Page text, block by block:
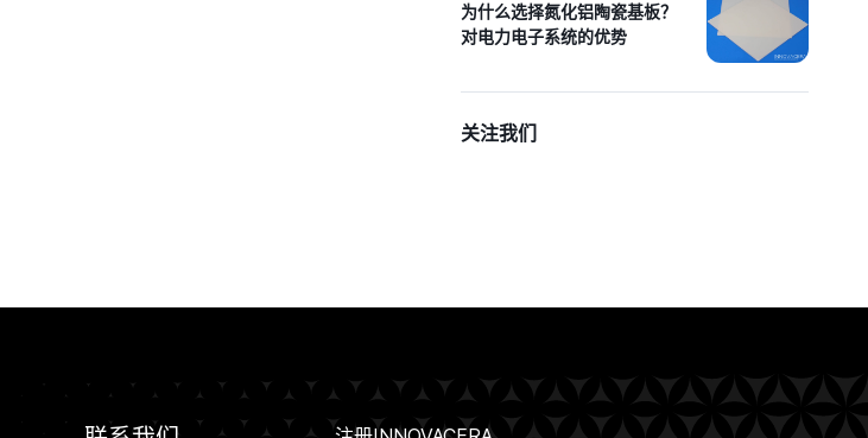
为什么选择氮化铝陶瓷基板？
对电力电子系统的优势
关注我们